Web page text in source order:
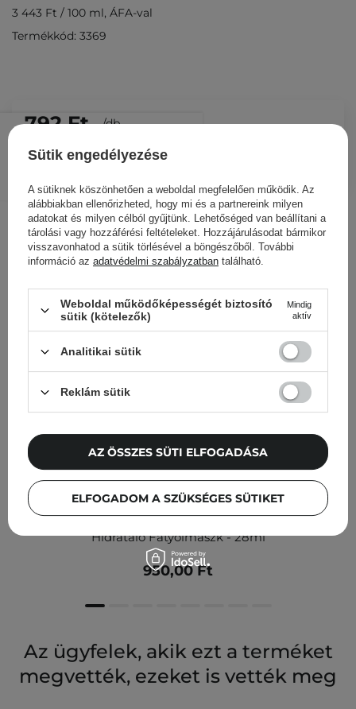
792 Ft /db.
3 443 Ft / 100 ml, ÁFA-val
Termékkód: 3369
Más ügyfeleink ezeket is
nézegették
Missha - Mascure Hyaluronic Acid Sheet Mask -
Hidratáló Fátyolmaszk - 28ml
950,00 Ft
Az ügyfelek, akik ezt a terméket
megvették, ezeket is vették meg
Sütik engedélyezése
A sütiknek köszönhetően a weboldal megfelelően működik. Az
alábbiakban ellenőrizheted, hogy mi és a partnereink milyen
adatokat és milyen célból gyűjtünk. Lehetőséged van beállítani a
tárolási vagy hozzáférési feltételeket. Hozzájárulásodat bármikor
visszavonhatod a sütik törlésével a böngészőből. További
információ az adatvédelmi szabályzatban található.
Weboldal működőképességét biztosító
sütik (kötelezők)
Mindig
aktív
Analitikai sütik
Reklám sütik
ELFOGADOM A SZÜKSÉGES SÜTIKET
AZ ÖSSZES SÜTI ELFOGADÁSA